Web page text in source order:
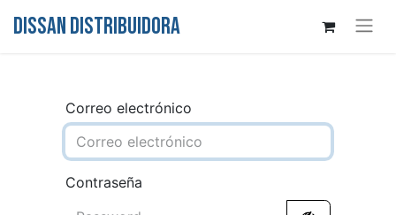
DISSAN DISTRIBUIDORA
Correo electrónico
Contraseña